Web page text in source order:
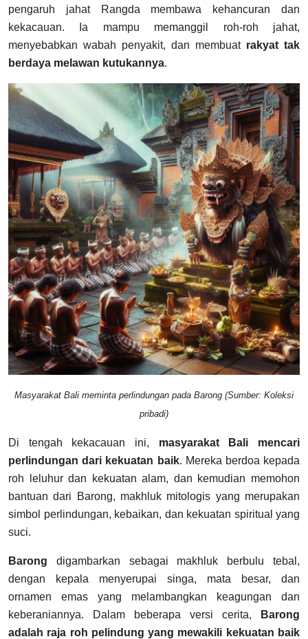
pengaruh jahat Rangda membawa kehancuran dan
kekacauan. Ia mampu memanggil roh-roh jahat,
menyebabkan wabah penyakit, dan membuat rakyat tak
berdaya melawan kutukannya.
Masyarakat Bali meminta perlindungan pada Barong (Sumber: Koleksi
pribadi)
Di tengah kekacauan ini, masyarakat Bali mencari
perlindungan dari kekuatan baik. Mereka berdoa kepada
roh leluhur dan kekuatan alam, dan kemudian memohon
bantuan dari Barong, makhluk mitologis yang merupakan
simbol perlindungan, kebaikan, dan kekuatan spiritual yang
suci.
Barong digambarkan sebagai makhluk berbulu tebal,
dengan kepala menyerupai singa, mata besar, dan
ornamen emas yang melambangkan keagungan dan
keberaniannya. Dalam beberapa versi cerita,
Barong
adalah raja roh pelindung yang mewakili kekuatan baik